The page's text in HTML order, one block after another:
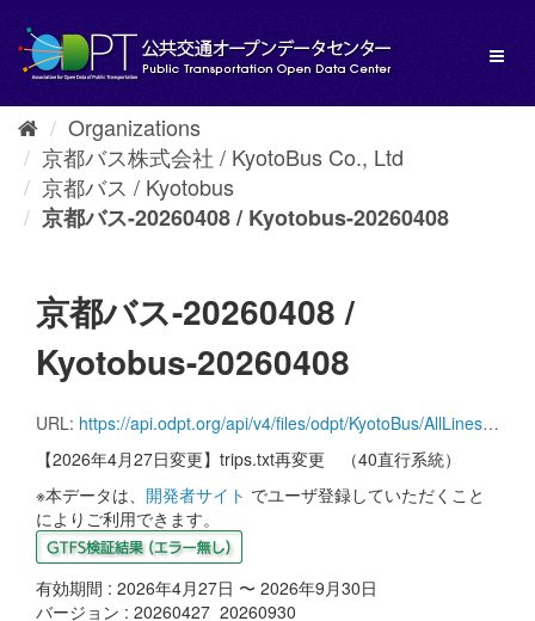
content
Organizations
京都バス株式会社 / KyotoBus Co., Ltd
京都バス / Kyotobus
京都バス-20260408 / Kyotobus-20260408
京都バス-20260408 /
Kyotobus-20260408
URL: https://api.odpt.org/api/v4/files/odpt/KyotoBus/AllLines.zip?date=20260408&acl:consumerKey=[アクセストークン/YOUR_ACCESS_TOKEN]
【2026年4月27日変更】trips.txt再変更 （40直行系統）
※本データは、 開発者サイト でユーザ登録していただくこと
によりご利用できます。
有効期間 : 2026年4月27日 〜 2026年9月30日
バージョン : 20260427_20260930